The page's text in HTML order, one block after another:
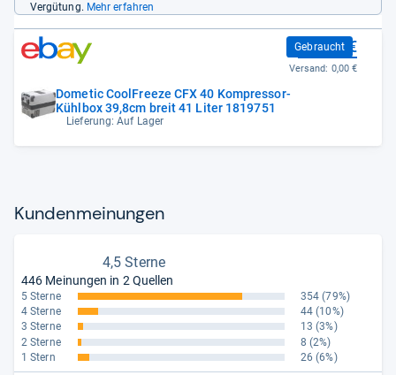
Vergütung. Mehr erfahren
Dometic CoolFreeze CFX 40 Kompressor-
Kühlbox 39,8cm breit 41 Liter 1819751
Lieferung: Auf Lager
Gebraucht
658,99 €
Versand: 0,00 €
Kun­den­mei­nun­gen
4,5 Sterne
446 Meinungen in 2 Quellen
5 Sterne 354 (79%)
4 Sterne
44 (10%)
3 Sterne
13 (3%)
2 Sterne
8 (2%)
1 Stern
26 (6%)